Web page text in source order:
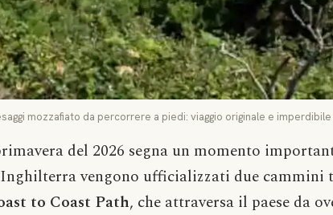
mozzafiato da percorrere a piedi: viaggio originale e
del 2026 segna un momento
vengono ufficializzati due
to Coast Path, che attraversa il paese da